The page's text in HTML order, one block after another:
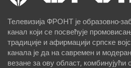
Телевизија ФРОНТ је образовно-
канал који се посвећује
традиције и афирмацији српске
канала је да на савремен и
везане за ову област, комбинујући